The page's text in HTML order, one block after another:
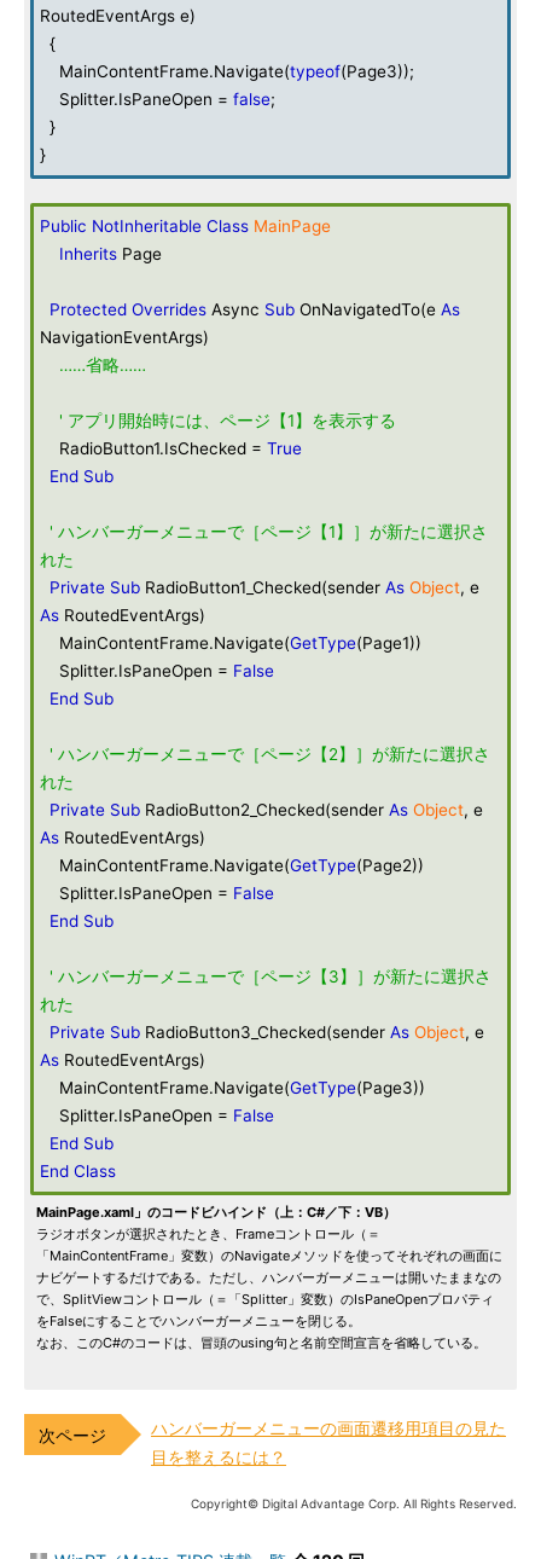
RoutedEventArgs e)
{
MainContentFrame.Navigate(typeof(Page3));
Splitter.IsPaneOpen = false;
}
}
Public NotInheritable Class MainPage
Inherits Page
Protected Overrides Async Sub OnNavigatedTo(e As
NavigationEventArgs)
……省略……
' アプリ開始時には、ページ【1】を表示する
RadioButton1.IsChecked = True
End Sub
' ハンバーガーメニューで［ページ【1】］が新たに選択さ
れた
Private Sub RadioButton1_Checked(sender As Object, e
As RoutedEventArgs)
MainContentFrame.Navigate(GetType(Page1))
Splitter.IsPaneOpen = False
End Sub
' ハンバーガーメニューで［ページ【2】］が新たに選択さ
れた
Private Sub RadioButton2_Checked(sender As Object, e
As RoutedEventArgs)
MainContentFrame.Navigate(GetType(Page2))
Splitter.IsPaneOpen = False
End Sub
' ハンバーガーメニューで［ページ【3】］が新たに選択さ
れた
Private Sub RadioButton3_Checked(sender As Object, e
As RoutedEventArgs)
MainContentFrame.Navigate(GetType(Page3))
Splitter.IsPaneOpen = False
End Sub
End Class
MainPage.xaml」のコードビハインド（上：C#／下：VB）
ラジオボタンが選択されたとき、Frameコントロール（＝
「MainContentFrame」変数）のNavigateメソッドを使ってそれぞれの画面に
ナビゲートするだけである。ただし、ハンバーガーメニューは開いたままなの
で、SplitViewコントロール（＝「Splitter」変数）のIsPaneOpenプロパティ
をFalseにすることでハンバーガーメニューを閉じる。
なお、このC#のコードは、冒頭のusing句と名前空間宣言を省略している。
ハンバーガーメニューの画面遷移用項目の見た
目を整えるには？
Copyright© Digital Advantage Corp. All Rights Reserved.